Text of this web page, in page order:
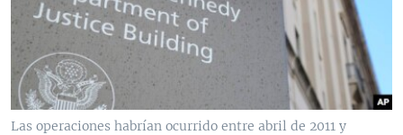
VENEZUELA
BRASIL
NICARAGUA
ECONOMÍA
ENTRETENIMIENTO Y CULTURA
TECNOLOGÍA
DEPORTES
MULTIMEDIA
VIDEOS
FOTOGRAFÍA
AUDIOS
PROGRAMAS TV
EL MUNDO AL DÍA
FORO INTERAMERICANO
RADIO
AVANCE INFORMATIVO
DIRECT
Las operaciones habrían ocurrido entre abril de 2011 y